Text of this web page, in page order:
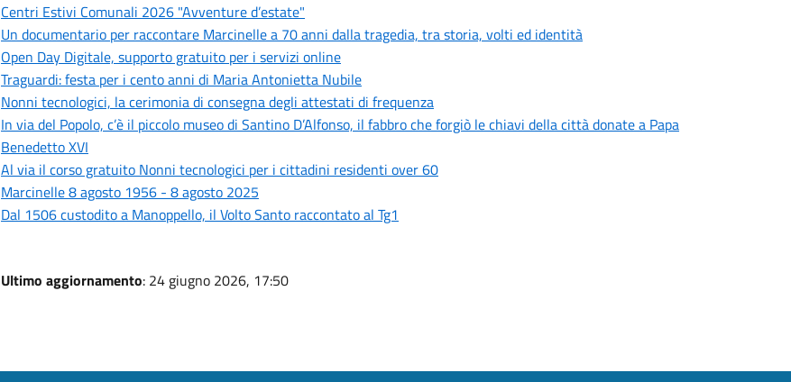
Centri Estivi Comunali 2026 "Avventure d’estate"
Un documentario per raccontare Marcinelle a 70 anni dalla tragedia, tra storia, volti ed identità
Open Day Digitale, supporto gratuito per i servizi online
Traguardi: festa per i cento anni di Maria Antonietta Nubile
Nonni tecnologici, la cerimonia di consegna degli attestati di frequenza
In via del Popolo, c’è il piccolo museo di Santino D’Alfonso, il fabbro che forgiò le chiavi della città donate a Papa
Benedetto XVI
Al via il corso gratuito Nonni tecnologici per i cittadini residenti over 60
Marcinelle 8 agosto 1956 - 8 agosto 2025
Dal 1506 custodito a Manoppello, il Volto Santo raccontato al Tg1
Ultimo aggiornamento: 24 giugno 2026, 17:50